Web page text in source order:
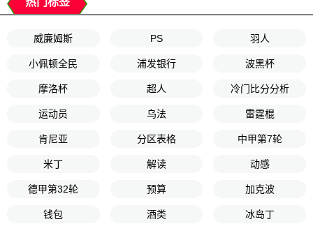
威廉姆斯 PS 羽人
小佩顿全民 浦发银行 波黑杯
摩洛杯 超人 冷门比分分析
运动员 乌法 雷霆棍
肯尼亚 分区表格 中甲第7轮
米丁 解读 动感
德甲第32轮 预算 加克波
钱包 酒类 冰岛丁